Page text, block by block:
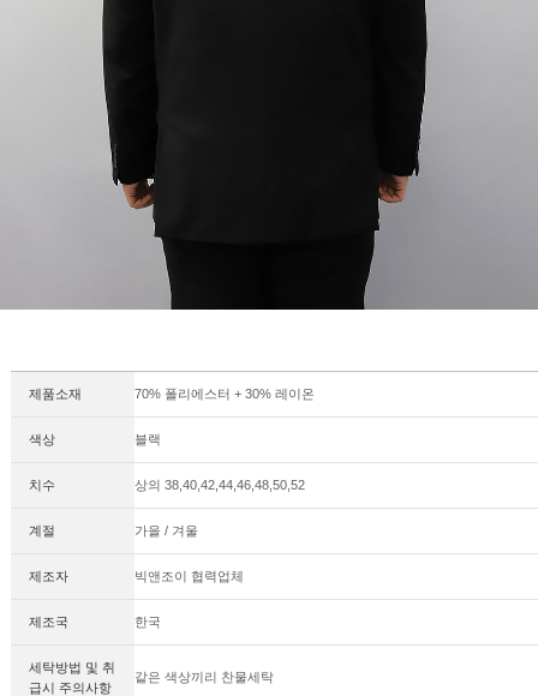
제품소재 70% 폴리에스터 + 30% 레이온
색상 블랙
치수 상의 38,40,42,44,46,48,50,52
계절 가을 / 겨울
제조자 빅앤조이 협력업체
제조국 한국
세탁방법 및 취
급시 주의사항
같은 색상끼리 찬물세탁